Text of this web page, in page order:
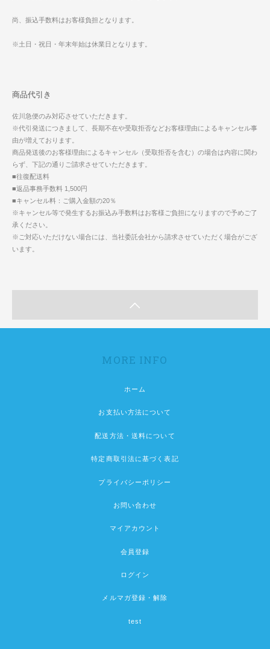
尚、振込手数料はお客様負担となります。
※土日・祝日・年末年始は休業日となります。
商品代引き
佐川急便のみ対応させていただきます。
※代引発送につきまして、長期不在や受取拒否などお客様理由によるキャンセル事
由が増えております。
商品発送後のお客様理由によるキャンセル（受取拒否を含む）の場合は内容に関わ
らず、下記の通りご請求させていただきます。
■往復配送料
■返品事務手数料 1,500円
■キャンセル料：ご購入金額の20％
※キャンセル等で発生するお振込み手数料はお客様ご負担になりますので予めご了
承ください。
※ご対応いただけない場合には、当社委託会社から請求させていただく場合がござ
います。
MORE INFO
ホーム
お支払い方法について
配送方法・送料について
特定商取引法に基づく表記
プライバシーポリシー
お問い合わせ
マイアカウント
会員登録
ログイン
メルマガ登録・解除
test